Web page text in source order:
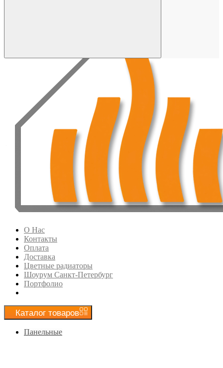
О Нас
Контакты
Оплата
Доставка
Цветные радиаторы
Шоурум Санкт-Петербург
Портфолио
Каталог товаров
Панельные